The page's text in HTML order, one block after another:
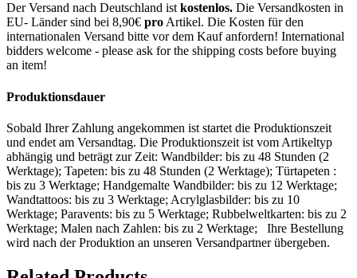
Der Versand nach Deutschland ist kostenlos. Die Versandkosten in
EU- Länder sind bei 8,90€ pro Artikel. Die Kosten für den
internationalen Versand bitte vor dem Kauf anfordern! International
bidders welcome - please ask for the shipping costs before buying
an item!
Produktionsdauer
Sobald Ihrer Zahlung angekommen ist startet die Produktionszeit
und endet am Versandtag. Die Produktionszeit ist vom Artikeltyp
abhängig und beträgt zur Zeit: Wandbilder: bis zu 48 Stunden (2
Werktage); Tapeten: bis zu 48 Stunden (2 Werktage); Türtapeten :
bis zu 3 Werktage; Handgemalte Wandbilder: bis zu 12 Werktage;
Wandtattoos: bis zu 3 Werktage; Acrylglasbilder: bis zu 10
Werktage; Paravents: bis zu 5 Werktage; Rubbelweltkarten: bis zu 2
Werktage; Malen nach Zahlen: bis zu 2 Werktage; Ihre Bestellung
wird nach der Produktion an unseren Versandpartner übergeben.